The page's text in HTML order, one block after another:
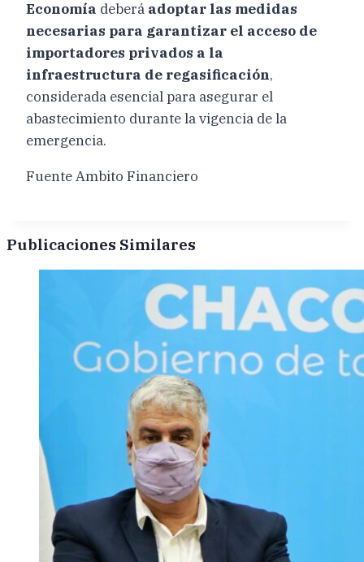
Economía deberá adoptar las medidas
necesarias para garantizar el acceso de
importadores privados a la
infraestructura de regasificación,
considerada esencial para asegurar el
abastecimiento durante la vigencia de la
emergencia.
Fuente Ambito Financiero
Publicaciones Similares